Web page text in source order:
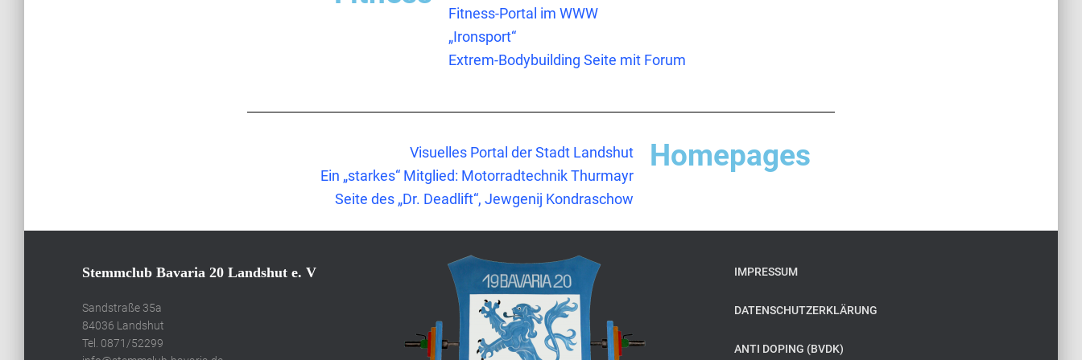
Fitness-Portal im WWW
„Ironsport“
Extrem-Bodybuilding Seite mit Forum
Visuelles Portal der Stadt Landshut
Ein „starkes“ Mitglied: Motorradtechnik Thurmayr
Seite des „Dr. Deadlift“, Jewgenij Kondraschow
Homepages
Stemmclub Bavaria 20 Landshut e. V
Sandstraße 35a
84036 Landshut
Tel. 0871/52299
IMPRESSUM
DATENSCHUTZERKLÄRUNG
ANTI DOPING (BVDK)